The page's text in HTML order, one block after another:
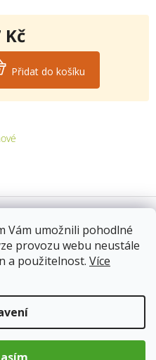
Vám umožnili pohodlné
provozu webu neustále
a použitelnost. Více
Kč
Přidat do košíku
kořením, které se používá ve